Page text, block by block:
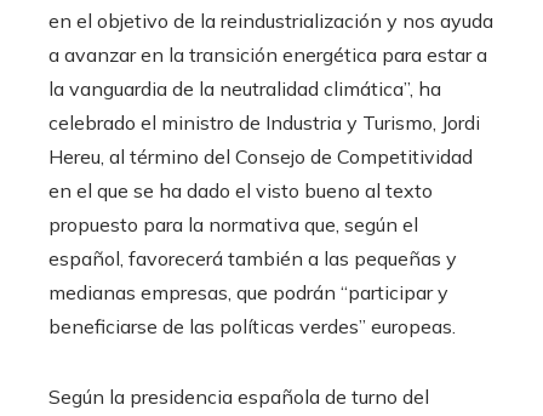
en el objetivo de la reindustrialización y nos ayuda
a avanzar en la transición energética para estar a
la vanguardia de la neutralidad climática”, ha
celebrado el ministro de Industria y Turismo, Jordi
Hereu, al término del Consejo de Competitividad
en el que se ha dado el visto bueno al texto
propuesto para la normativa que, según el
español, favorecerá también a las pequeñas y
medianas empresas, que podrán “participar y
beneficiarse de las políticas verdes” europeas.
Según la presidencia española de turno del